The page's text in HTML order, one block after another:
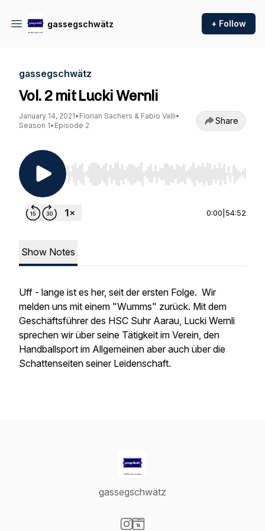
gassegschwätz + Follow
gassegschwätz
Vol. 2 mit Lucki Wernli
January 14, 2021• Florian Sachers & Fabio Valli•
Season 1• Episode 2 Share
Use Left/Right to seek, Home/End to jump to
0:00 54:52
Show Notes
Uff - lange ist es her, seit der ersten Folge. Wir
melden uns mit einem "Wumms" zurück. Mit dem
Geschäftsführer des HSC Suhr Aarau, Lucki Wernli
sprechen wir über seine Tätigkeit im Verein, den
Handballsport im Allgemeinen aber auch über die
Schattenseiten seiner Leidenschaft.
gassegschwätz